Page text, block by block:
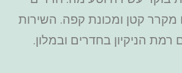
מקרר קטן ומכונת קפה. השירות
רמת הניקיון בחדרים ובמלון.